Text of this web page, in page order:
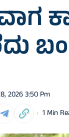
2026 3:50 Pm
1 Min